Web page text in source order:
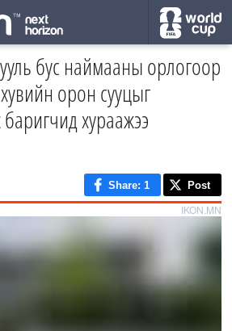
бус наймааны орлогоор
орон сууцыг
хураажээ
Share: 1 Post
IKON.MN